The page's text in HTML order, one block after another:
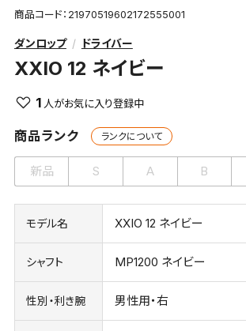
商品コード：21970519602172555001
ダンロップ ドライバー
XXIO 12 ネイビー
1
商品ランク ランクについて
新品 S A B
モデル名 XXIO 12 ネイビー
シャフト MP1200 ネイビー
性別・利き腕 男性用・右